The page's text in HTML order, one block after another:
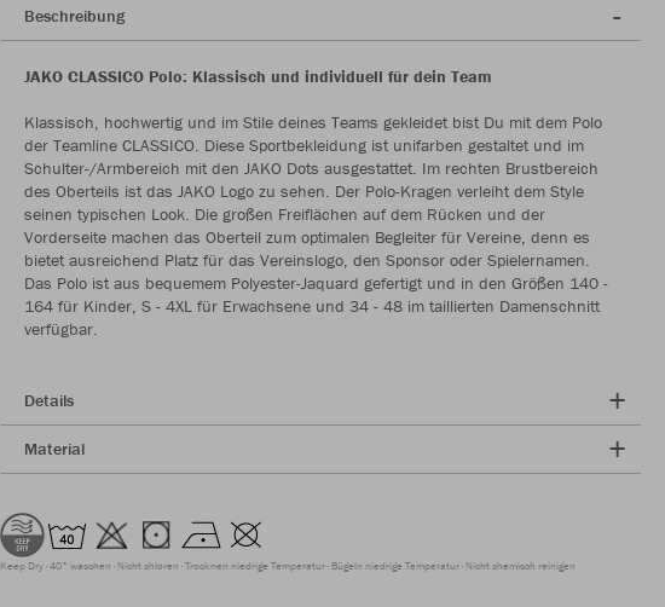
Beschreibung
JAKO CLASSICO Polo: Klassisch und individuell für dein Team
Klassisch, hochwertig und im Stile deines Teams gekleidet bist Du mit dem Polo
der Teamline CLASSICO. Diese Sportbekleidung ist unifarben gestaltet und im
Schulter-/Armbereich mit den JAKO Dots ausgestattet. Im rechten Brustbereich
des Oberteils ist das JAKO Logo zu sehen. Der Polo-Kragen verleiht dem Style
seinen typischen Look. Die großen Freiflächen auf dem Rücken und der
Vorderseite machen das Oberteil zum optimalen Begleiter für Vereine, denn es
bietet ausreichend Platz für das Vereinslogo, den Sponsor oder Spielernamen.
Das Polo ist aus bequemem Polyester-Jaquard gefertigt und in den Größen 140 -
164 für Kinder, S - 4XL für Erwachsene und 34 - 48 im taillierten Damenschnitt
verfügbar.
Details
Material
Keep Dry 40° waschen Nicht chloren Trocknen niedrige Temperatur Bügeln niedrige Temperatur Nicht chemisch reinigen